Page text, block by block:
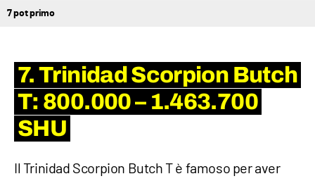
7 pot primo
7. Trinidad Scorpion Butch
T: 800.000 – 1.463.700
SHU
Il Trinidad Scorpion Butch T è famoso per aver